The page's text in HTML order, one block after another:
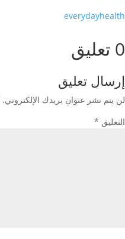
everydayhealth
0 تعليق
إرسال تعليق
لن يتم نشر عنوان بريدك الإلكتروني.
التعليق *